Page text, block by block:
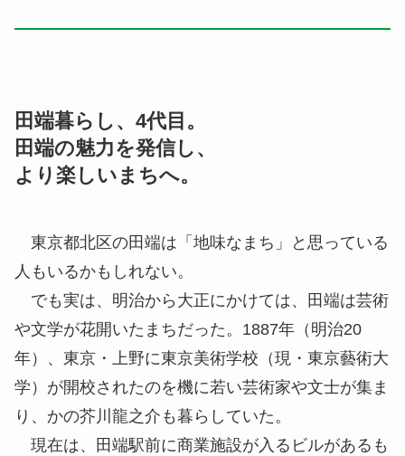
田端暮らし、4代目。
田端の魅力を発信し、
より楽しいまちへ。
東京都北区の田端は「地味なまち」と思っている
人もいるかもしれない。
でも実は、明治から大正にかけては、田端は芸術
や文学が花開いたまちだった。1887年（明治20
年）、東京・上野に東京美術学校（現・東京藝術大
学）が開校されたのを機に若い芸術家や文士が集ま
り、かの芥川龍之介も暮らしていた。
現在は、田端駅前に商業施設が入るビルがあるも